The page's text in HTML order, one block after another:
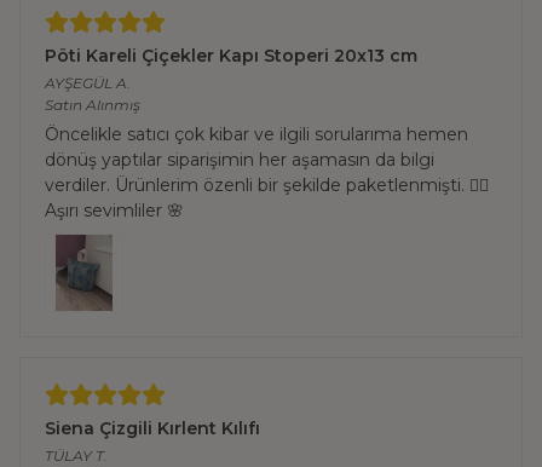
Pöti Kareli Çiçekler Kapı Stoperi 20x13 cm
AYŞEGÜL A.
Satın Alınmış
Öncelikle satıcı çok kibar ve ilgili sorularıma hemen
dönüş yaptılar siparişimin her aşamasın da bilgi
verdiler. Ürünlerim özenli bir şekilde paketlenmişti. 👌🏻
Aşırı sevimliler 🌸
Siena Çizgili Kırlent Kılıfı
TÜLAY T.